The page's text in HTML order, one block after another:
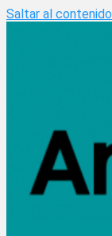
Saltar al contenido